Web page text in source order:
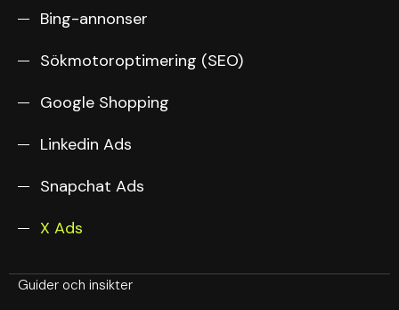
Bing-annonser
Sökmotoroptimering (SEO)
Google Shopping
Linkedin Ads
Snapchat Ads
X Ads
Guider och insikter